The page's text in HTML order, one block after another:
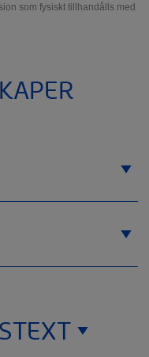
som fysiskt tillhandålls med